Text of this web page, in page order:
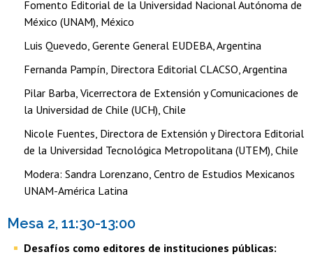
Fomento Editorial de la Universidad Nacional Autónoma de
México (UNAM), México
Luis Quevedo, Gerente General EUDEBA, Argentina
Fernanda Pampín, Directora Editorial CLACSO, Argentina
Pilar Barba, Vicerrectora de Extensión y Comunicaciones de
la Universidad de Chile (UCH), Chile
Nicole Fuentes, Directora de Extensión y Directora Editorial
de la Universidad Tecnológica Metropolitana (UTEM), Chile
Modera: Sandra Lorenzano, Centro de Estudios Mexicanos
UNAM-América Latina
Mesa 2, 11:30-13:00
Desafíos como editores de instituciones públicas: